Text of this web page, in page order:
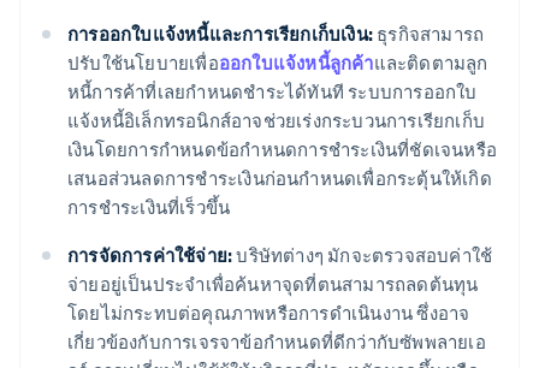
การออกใบแจ้งหนี้และการเรียกเก็บเงิน: ธุรกิจสามารถ
ปรับใช้นโยบายเพื่อออกใบแจ้งหนี้ลูกค้าและติดตามลูก
หนี้การค้าที่เลยกําหนดชําระได้ทันที ระบบการออกใบ
แจ้งหนี้อิเล็กทรอนิกส์อาจช่วยเร่งกระบวนการเรียกเก็บ
เงินโดยการกําหนดข้อกําหนดการชําระเงินที่ชัดเจนหรือ
เสนอส่วนลดการชําระเงินก่อนกำหนดเพื่อกระตุ้นให้เกิด
การชําระเงินที่เร็วขึ้น
การจัดการค่าใช้จ่าย:บริษัทต่างๆ มักจะตรวจสอบค่าใช้
จ่ายอยู่เป็นประจําเพื่อค้นหาจุดที่ตนสามารถลดต้นทุน
โดยไม่กระทบต่อคุณภาพหรือการดําเนินงาน ซึ่งอาจ
เกี่ยวข้องกับการเจรจาข้อกําหนดที่ดีกว่ากับซัพพลายเอ